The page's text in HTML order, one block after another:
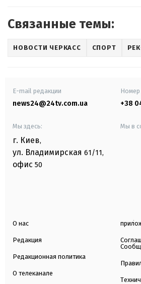
Связанные темы:
НОВОСТИ ЧЕРКАСС СПОРТ
E-mail редакции
news24@24tv.com.ua
Номер
+38
Мы здесь:
г. Киев,
ул. Владимирская 61/11,
офис 50
Мы в
О нас
Редакция
Редакционная политика
О телеканале